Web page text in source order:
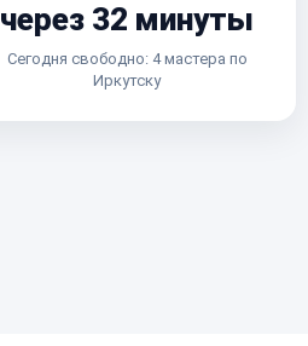
через 32 минуты
Сегодня свободно: 4 мастера по
Иркутску